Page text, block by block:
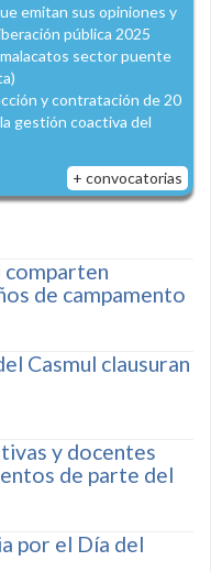
emitan sus opiniones y
pública 2025
sector puente
y contratación de 20
gestión coactiva del
+ convocatorias
de campamento
Casmul clausuran
y docentes
de parte del
por el Día del